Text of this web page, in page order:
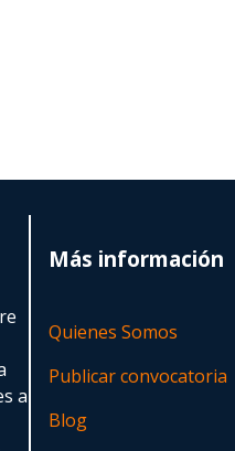
a
Más información
Quienes Somos
Publicar convocatoria
Blog